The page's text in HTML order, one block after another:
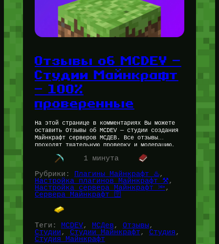
Отзывы об MCDEV —
Студии Майнкрафт
— 100%
проверенные
На этой странице в комментариях Вы можете
оставить Отзывы об MCDEV — студии создания
Майнкрафт серверов МСДЕВ. Все отзывы
проходят тщательную проверку и модерацию,
если у Администрации сайта могут быть…
1 минута
Рубрики: Плагины Майнкрафт ♨️
Настройка плагинов Майнкрафт ⚒️
Настройка сервера Майнкрафт 🔦
Сервера Майнкрафт 🛜
Теги: MCDEV, МСДев, Отзывы
Студии, Студии Майнкрафт, Студия
Студия Майнкрафт